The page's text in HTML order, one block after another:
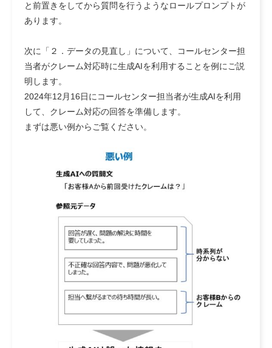
と前置きをしてから質問を行うようなロールプロンプトが
あります。
次に「２．データの見直し」について、コールセンター担
当者がクレーム対応時に生成AIを利用することを例にご説
明します。
2024年12月16日にコールセンター担当者が生成AIを利用
して、クレーム対応の回答を準備します。
まずは悪い例からご覧ください。